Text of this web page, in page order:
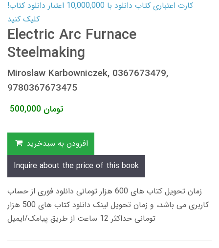
کارت اعتباری کتاب دانلود با 10,000,000 اعتبار دانلود کتاب!
کلیک کنید
Electric Arc Furnace
Steelmaking
Miroslaw Karbowniczek, 0367673479,
9780367673475
500,000 تومان
افزودن به سبدخرید
Inquire about the price of this book
زمان تحویل کتاب های 600 هزار تومانی دانلود فوری از حساب
کاربری می باشد، و زمان تحویل لینک دانلود کتاب های 500 هزار
تومانی حداکثر 12 ساعت از طریق پیامک/ایمیل